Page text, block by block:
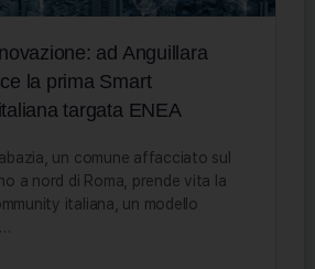
ad Anguillara
la prima Smart
targata ENEA
un comune affacciato sul
a nord di Roma, prende vita la
italiana, un modello